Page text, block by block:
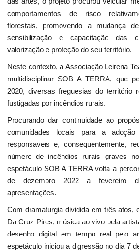
comportamentos de risco
florestais, promovendo a mudança
sensibilização e capacitação das
valorização e proteção do seu território.
Neste contexto, a Associação Leirena
multidisciplinar SOB A TERRA, que
2020, diversas freguesias do território
fustigadas por incêndios rurais.
Procurando dar continuidade ao
comunidades locais para a adoção
responsáveis e, consequentemente,
número de incêndios rurais graves
espetáculo SOB A TERRA volta a
de dezembro 2022 a fevereiro
apresentações.
Com dramaturgia dividida em três atos,
Da Cruz Pires, música ao vivo pela
desenho digital em tempo real pelo
espetáculo iniciou a digressão no dia 7